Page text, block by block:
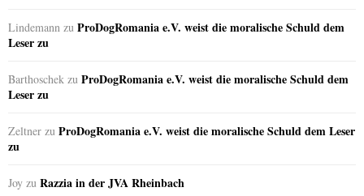
Lindemann zu ProDogRomania e.V. weist die moralische Schuld dem
Leser zu
Barthoschek zu ProDogRomania e.V. weist die moralische Schuld dem
Leser zu
Zeltner zu ProDogRomania e.V. weist die moralische Schuld dem Leser
zu
Joy zu Razzia in der JVA Rheinbach